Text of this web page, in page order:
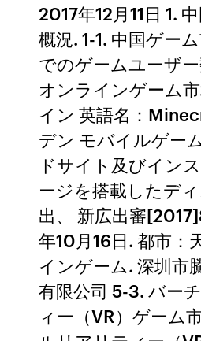
2017年12月11日 1.
概況. 1-1. 中国ゲー
でのゲームユーザ
オンラインゲーム
イン 英語名：
デン モバイルゲー
ドサイト及びイン
ージを搭載したデ
出、 新広出審
年10月16日. 都市：
インゲーム. 深圳市
有限公司 5-3. バー
ィー（VR）ゲーム